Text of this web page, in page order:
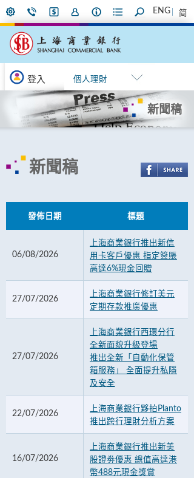
ENG 简
登入 個人理財
新聞稿
新聞稿
發佈日期 標題
06/08/2026
上海商業銀行推出新信
用卡客戶優惠 指定簽賬
高達6%現金回贈
27/07/2026
上海商業銀行修訂美元
定期存款推廣優惠
27/07/2026
上海商業銀行西環分行
全新面貌升級登場
推出全新「自動化保管
箱服務」 全面提升私隱
及安全
22/07/2026
上海商業銀行夥拍Planto
推出跨行理財分析方案
16/07/2026
上海商業銀行推出新美
股證劵優惠 總值高達港
幣488元現金獎賞